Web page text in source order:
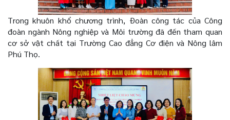
Trong khuôn khổ chương trình, Đoàn công tác của Công
đoàn ngành Nông nghiệp và Môi trường đã đến tham quan
cơ sở vật chất tại Trường Cao đẳng Cơ điện và Nông lâm
Phú Thọ.